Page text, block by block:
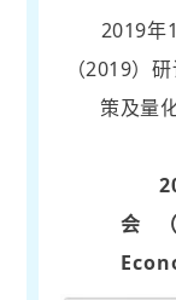
2019年
（2019）
策及量
会